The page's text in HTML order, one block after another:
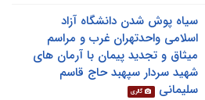
سیاه پوش شدن دانشگاه آزاد
اسلامی واحدتهران غرب و مراسم
میثاق و تجدید پیمان با آرمان های
شهید سردار سپهبد حاج قاسم
سلیمانی
گالری